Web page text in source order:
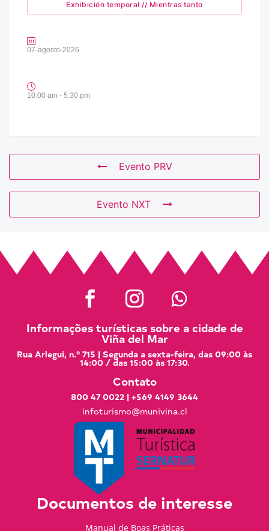
Exhibición temporal // Mientras tanto
07-agosto-2026
10:00 am - 5:30 pm
Evento PRV
Evento NXT
Informações turísticas sobre a cidade de
Viña del Mar
Rua Arlegui, n.º 715 | Segunda a sexta-feira, das 09:00 às
14:00 / das 15:00 às 17:30.
Contato
800 47 0022 | +569 4149 3644
infoturismo@munivina.cl
Documentos de interesse
Manual de Boas Práticas